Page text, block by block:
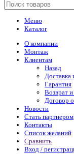
Меню
Каталог
О компании
Монтаж
Клиентам
Назад
Доставка
Гарантия
Возврат
Договор
Новости
Стать партнером
Контакты
Список желаний
Сравнить
Вход /